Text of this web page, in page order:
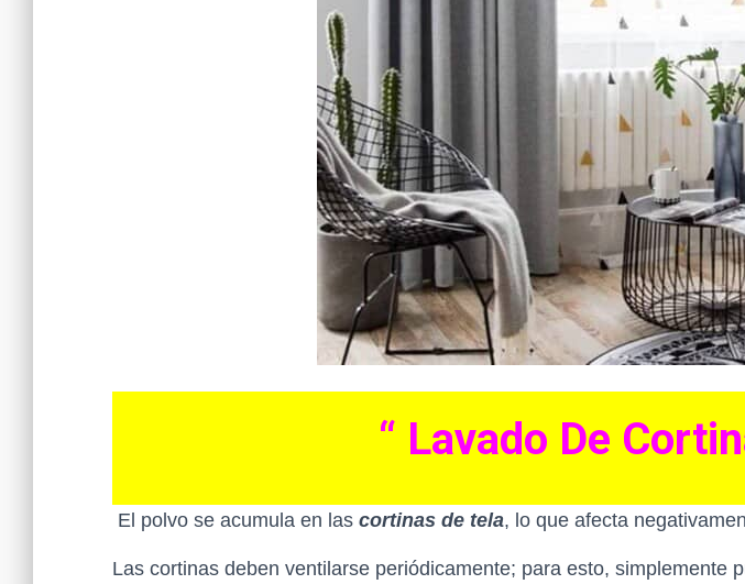
“ Lavado De
El polvo se acumula en las cortinas de tela, lo que afecta
Las cortinas deben ventilarse periódicamente; para esto,